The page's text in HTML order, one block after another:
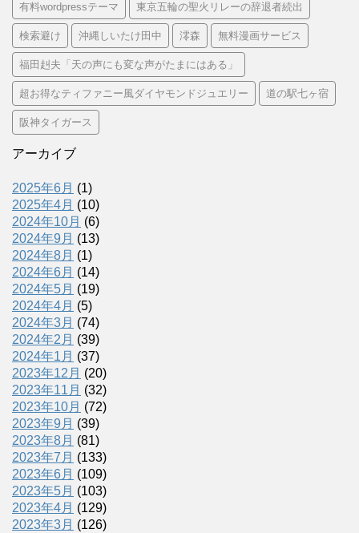
有料wordpressテーマ 東京五輪の聖火リレーの辞退者続出
検索避け 沖縄しいたけ田中 澪森 無料漫画サービス
福田赳夫「天の声にも変な声がたまにはある」
超お得なティファニー風ダイヤモンドジュエリー 道の駅七ヶ宿
阪神タイガース
アーカイブ
2025年6月 (1)
2025年4月 (10)
2024年10月 (6)
2024年9月 (13)
2024年8月 (1)
2024年6月 (14)
2024年5月 (19)
2024年4月 (5)
2024年3月 (74)
2024年2月 (39)
2024年1月 (37)
2023年12月 (20)
2023年11月 (32)
2023年10月 (72)
2023年9月 (39)
2023年8月 (81)
2023年7月 (133)
2023年6月 (109)
2023年5月 (103)
2023年4月 (129)
2023年3月 (126)